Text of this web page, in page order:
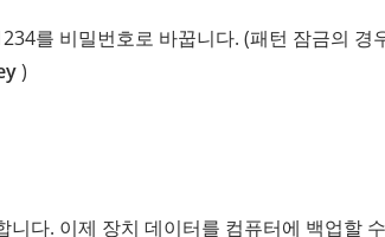
를 비밀번호로 바꿉니다. (패턴 잠금의 경
)
니다. 이제 장치 데이터를 컴퓨터에 백업할